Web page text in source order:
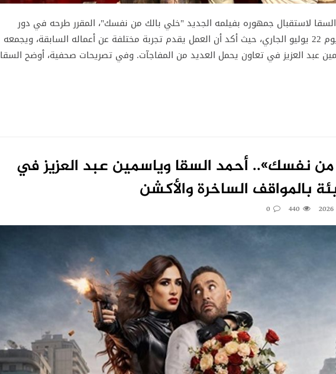
لاستقبال جمهوره بفيلمه الجديد "خلي بالك من نفسك"، المقرر طرحه في دور
العرض السينمائي يوم 22 يوليو الجاري، حيث أكد أن العمل يقدم تجربة مختلفة عن أعماله السابقة، ويجمعه
عبد العزيز في تعاون يحمل العديد من المفاجآت. وفي تصريحات صحفية، أوضح السقا
نفسك».. أحمد السقا وياسمين عبد العزيز في
بالمواقف الساخرة والأكشن
440
0